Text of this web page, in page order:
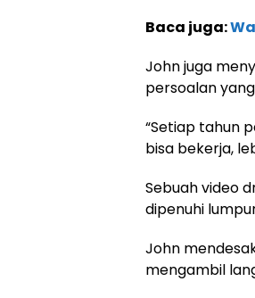
Baca juga:
John juga
persoalan
“Setiap tahun
bisa bekerja,
Sebuah video
dipenuhi
John
mengambil